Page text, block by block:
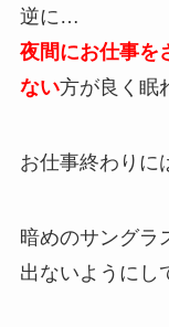
逆に…
夜間にお仕事を
ない方が良く眠
お仕事終わりに
暗めのサングラ
出ないようにし